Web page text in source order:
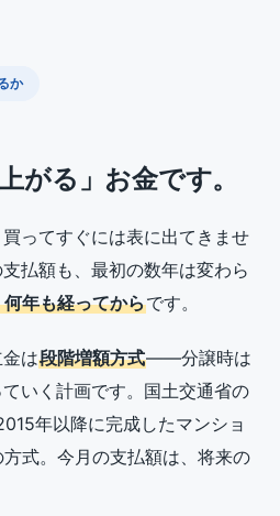
か
がる」お金です。
ってすぐには表に出てきませ
払額も、最初の数年は変わら
年も経ってからです。
は段階増額方式——分譲時は
いく計画です。国土交通省の
年以降に完成したマンショ
方式。今月の支払額は、将来の